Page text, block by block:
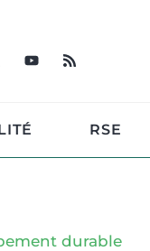
RSE
durable